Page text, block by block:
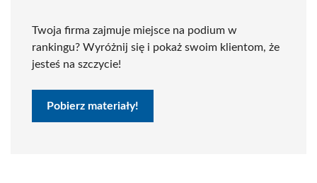
Twoja firma zajmuje miejsce na podium w
rankingu? Wyróżnij się i pokaż swoim klientom, że
jesteś na szczycie!
Pobierz materiały!